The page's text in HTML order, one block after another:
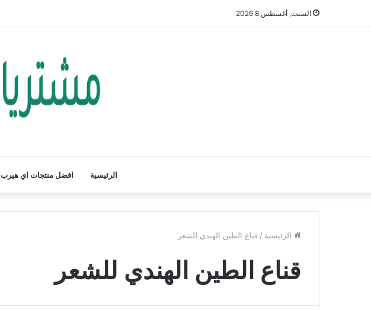
السبت, أغسطس 8 2026
الرئيسية افضل منتجات اي هيرب
الرئيسية / قناع الطين الهندي للشعر
قناع الطين الهندي للشعر